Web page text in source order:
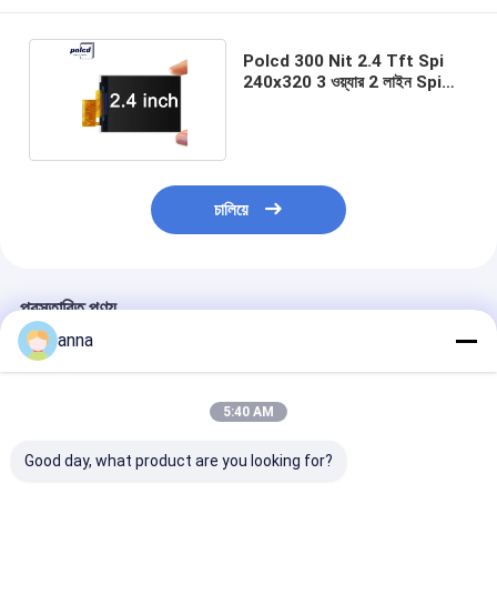
Polcd 300 Nit 2.4 Tft Spi
240x320 3 ওয়্যার 2 লাইন Spi
চালিয়ে
প্রস্তাবিত পণ্য
anna
5:40 AM
Good day, what product are you looking for?